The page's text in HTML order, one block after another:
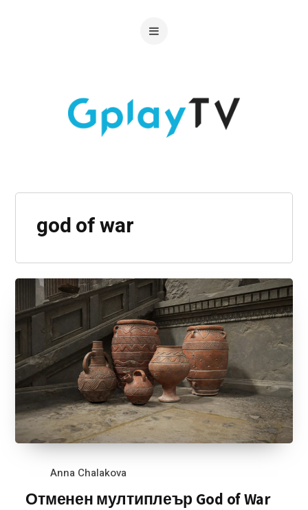
god of war
Anna Chalakova
Отменен мултиплеър God of War